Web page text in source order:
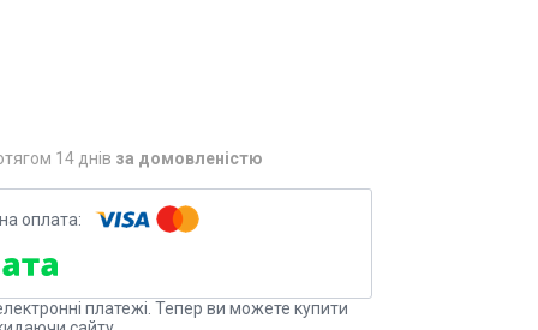
14 днів за домовленістю
платежі. Тепер ви можете купити